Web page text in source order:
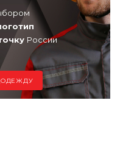
России